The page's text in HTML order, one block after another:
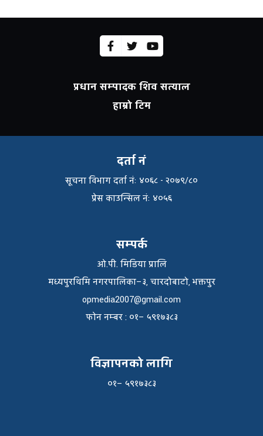
प्रधान सम्पादक शिव सत्याल
हाम्रो टिम
दर्ता नं
सूचना विभाग दर्ता नंः ४०६८ - २०७९/८०
प्रेस काउन्सिल नंः ४०५६
सम्पर्क
ओ.पी. मिडिया प्रालि
मध्यपुरथिमि नगरपालिका–३, चारदोबाटो, भक्तपुर
opmedia2007@gmail.com
फाेन नम्बर : ०१– ५९१७३८३
विज्ञापनको लागि
०१– ५९१७३८३